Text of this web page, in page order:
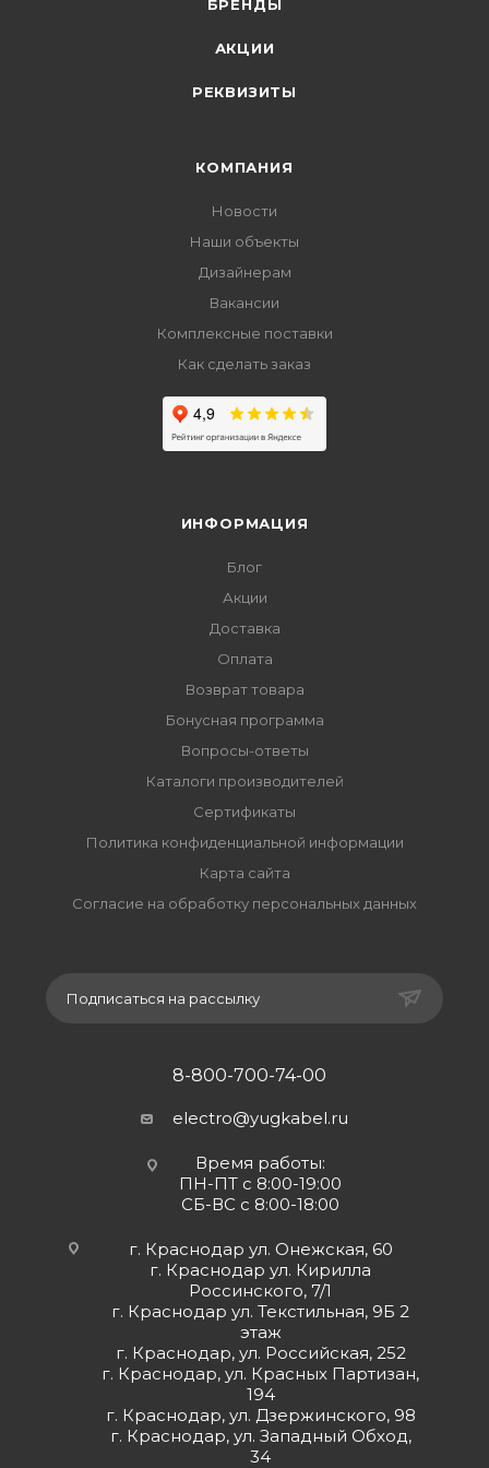
БРЕНДЫ
АКЦИИ
РЕКВИЗИТЫ
КОМПАНИЯ
Новости
Наши объекты
Дизайнерам
Вакансии
Комплексные поставки
Как сделать заказ
ИНФОРМАЦИЯ
Блог
Акции
Доставка
Оплата
Возврат товара
Бонусная программа
Вопросы-ответы
Каталоги производителей
Сертификаты
Политика конфиденциальной информации
Карта сайта
Согласие на обработку персональных данных
Подписаться на рассылку
8-800-700-74-00
electro@yugkabel.ru
Время работы:
ПН-ПТ с 8:00-19:00
СБ-ВС с 8:00-18:00
г. Краснодар ул. Онежская, 60
г. Краснодар ул. Кирилла
Россинского, 7/1
г. Краснодар ул. Текстильная, 9Б 2
этаж
г. Краснодар, ул. Российская, 252
г. Краснодар, ул. Красных Партизан,
194
г. Краснодар, ул. Дзержинского, 98
г. Краснодар, ул. Западный Обход,
34